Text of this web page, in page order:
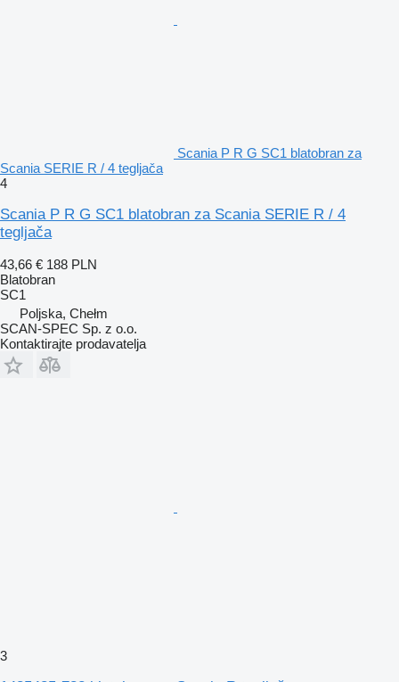
Scania P R G SC1 blatobran za
Scania SERIE R / 4 tegljača
4
Scania P R G SC1 blatobran za Scania SERIE R / 4
tegljača
43,66 € 188 PLN
Blatobran
SC1
Poljska, Chełm
SCAN-SPEC Sp. z o.o.
Kontaktirajte prodavatelja
3